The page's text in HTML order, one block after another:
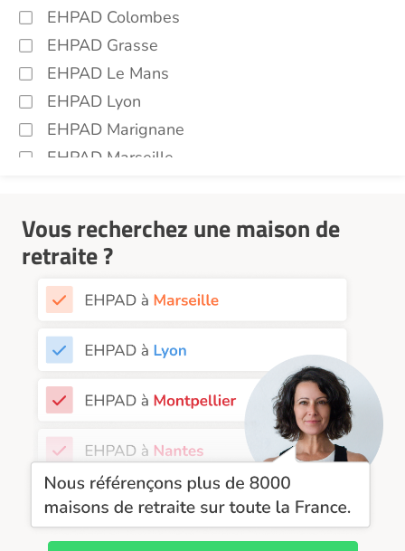
EHPAD Colombes
EHPAD Grasse
EHPAD Le Mans
EHPAD Lyon
EHPAD Marignane
EHPAD Marseille
EHPAD Nice
EHPAD Paris
EHPAD Royan
EHPAD Toulouse
EHPAD Tours
EHPAD Troyes
Recherche par ville
Vous recherchez une maison de
retraite ?